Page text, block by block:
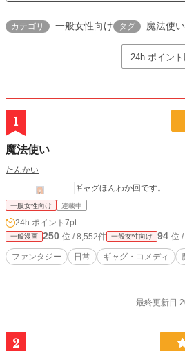
カテゴリ 一般女性向け タグ 魔法使い
1
魔法使い
たんかい
ギャグほんわか回です。
一般女性向け 連載中
24h.ポイント 7pt
一般漫画 250 位 / 8,552件 一般女性向け 94 位
ファンタジー 日常 ギャグ・コメディ
最終更新日
2